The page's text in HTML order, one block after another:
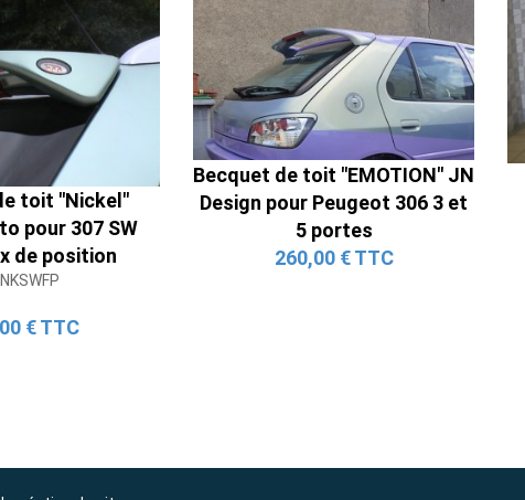
Ligne Cat-Back Active 4 Sorties
avec Tube en H pour Ford Mustang
GT & V6 (2015-2023)
2 690,00 € TTC
toit "Nickel"
pour 307 SW
de position
€ TTC
Becquet de toit "EMOTION" JN
Design pour Peugeot 306 3 et
5 portes
260,00 € TTC